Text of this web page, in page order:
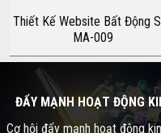
Thiết Kế Website Bất Động
MA-009
ĐẨY MẠNH HOẠT ĐỘNG
Cơ hội đẩy mạnh hoạt động